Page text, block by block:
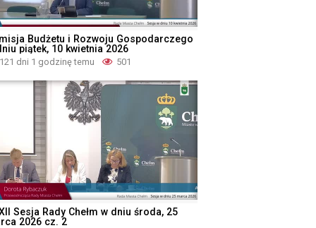
Budżetu i Rozwoju Gospodarczego
piątek, 10 kwietnia 2026
121 dni 1 godzinę temu 501
Sesja Rady Chełm w dniu środa, 25
2026 cz. 2